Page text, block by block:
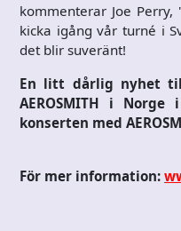
kommenterar Joe
kicka igång vår turné i
det blir suveränt!
En litt dårlig nyhet
AEROSMITH i
konserten med
För mer information: